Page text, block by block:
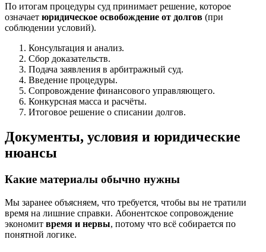
По итогам процедуры суд принимает решение, которое
означает юридическое освобождение от долгов (при
соблюдении условий).
Консультация и анализ.
Сбор доказательств.
Подача заявления в арбитражный суд.
Введение процедуры.
Сопровождение финансового управляющего.
Конкурсная масса и расчёты.
Итоговое решение о списании долгов.
Документы, условия и юридические
нюансы
Какие материалы обычно нужны
Мы заранее объясняем, что требуется, чтобы вы не тратили
время на лишние справки. Абонентское сопровождение
экономит время и нервы, потому что всё собирается по
понятной логике.